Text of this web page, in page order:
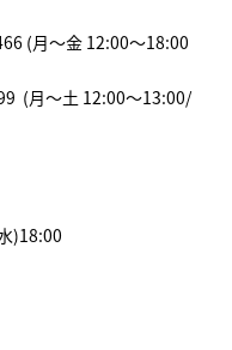
(月～金 12:00～18:00
(月～土 12:00～13:00/
)18:00